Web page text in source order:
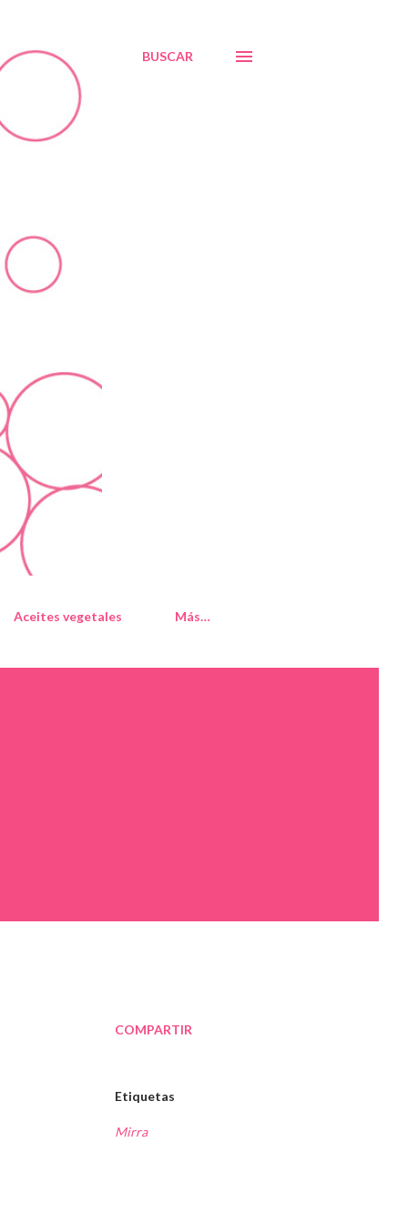
BUSCAR
Aceites vegetales Más…
COMPARTIR
Etiquetas
Mirra